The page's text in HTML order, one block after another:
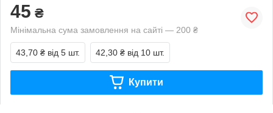
45 ₴
Мінімальна сума замовлення на сайті — 200 ₴
43,70 ₴ від 5 шт. 42,30 ₴ від 10 шт.
Купити